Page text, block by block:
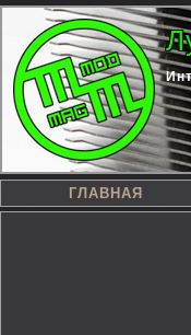
ГЛАВНАЯ